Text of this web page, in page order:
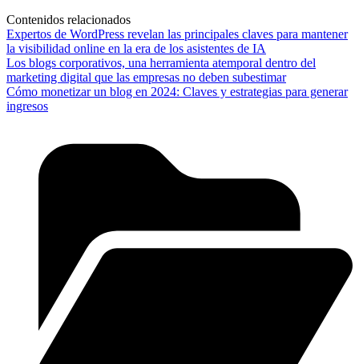
Contenidos relacionados
Expertos de WordPress revelan las principales claves para mantener
la visibilidad online en la era de los asistentes de IA
Los blogs corporativos, una herramienta atemporal dentro del
marketing digital que las empresas no deben subestimar
Cómo monetizar un blog en 2024: Claves y estrategias para generar
ingresos